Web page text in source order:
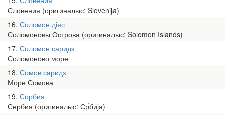
Словения (оригиналыс: Slovenija)
16 Соломон діяс
Соломоновы Острова (оригиналыс: Solomon Islands)
17 Соломон саридз
Соломоново море
18 Сомов саридз
Море Сомова
19 Сӧрбия
Сербия (оригиналыс: Ср̀бија)